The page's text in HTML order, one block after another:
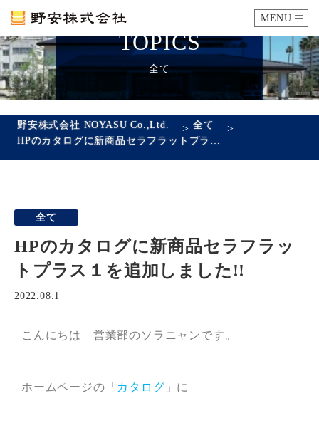
MENU
カタログ
瓦ができるまで
会社概要 沿革 代表あいさつ アクセス
採用情報
TOPICS
全て
野安株式会社 NOYASU Co.,Ltd. >全て >
全て
HPのカタログに新商品セラフラッ
トプラス１を追加しました!!
2022.08.1
こんにちは 営業部のソラニャンです。
ホームページの「 カタログ 」に